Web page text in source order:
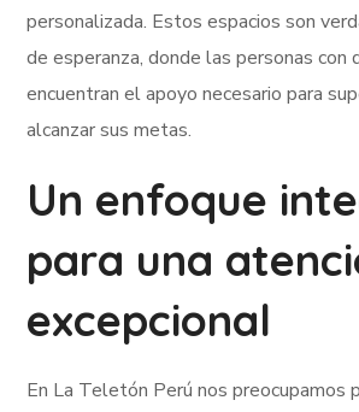
personalizada. Estos espacios son
de esperanza, donde las personas con
encuentran el apoyo necesario para
alcanzar sus metas.
Un enfoque
para una
excepcional
En La Teletón Perú nos preocupamos